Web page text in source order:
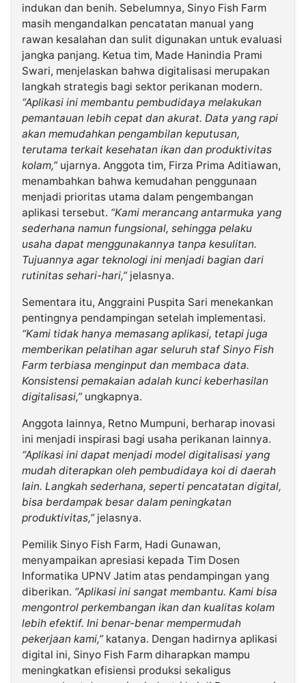
indukan dan benih. Sebelumnya, Sinyo Fish Farm
masih mengandalkan pencatatan manual yang
rawan kesalahan dan sulit digunakan untuk evaluasi
jangka panjang. Ketua tim, Made Hanindia Prami
Swari, menjelaskan bahwa digitalisasi merupakan
langkah strategis bagi sektor perikanan modern.
“Aplikasi ini membantu pembudidaya melakukan
pemantauan lebih cepat dan akurat. Data yang rapi
akan memudahkan pengambilan keputusan,
terutama terkait kesehatan ikan dan produktivitas
kolam,”ujarnya. Anggota tim, Firza Prima Aditiawan,
menambahkan bahwa kemudahan penggunaan
menjadi prioritas utama dalam pengembangan
aplikasi tersebut. “Kami merancang antarmuka yang
sederhana namun fungsional, sehingga pelaku
usaha dapat menggunakannya tanpa kesulitan.
Tujuannya agar teknologi ini menjadi bagian dari
rutinitas sehari-hari,”jelasnya.
Sementara itu, Anggraini Puspita Sari menekankan
pentingnya pendampingan setelah implementasi.
“Kami tidak hanya memasang aplikasi, tetapi juga
memberikan pelatihan agar seluruh staf Sinyo Fish
Farm terbiasa menginput dan membaca data.
Konsistensi pemakaian adalah kunci keberhasilan
digitalisasi,”ungkapnya.
Anggota lainnya, Retno Mumpuni, berharap inovasi
ini menjadi inspirasi bagi usaha perikanan lainnya.
“Aplikasi ini dapat menjadi model digitalisasi yang
mudah diterapkan oleh pembudidaya koi di daerah
lain. Langkah sederhana, seperti pencatatan digital,
bisa berdampak besar dalam peningkatan
produktivitas,”jelasnya.
Pemilik Sinyo Fish Farm, Hadi Gunawan,
menyampaikan apresiasi kepada Tim Dosen
Informatika UPNV Jatim atas pendampingan yang
diberikan. “Aplikasi ini sangat membantu. Kami bisa
mengontrol perkembangan ikan dan kualitas kolam
lebih efektif. Ini benar-benar mempermudah
pekerjaan kami,”katanya. Dengan hadirnya aplikasi
digital ini, Sinyo Fish Farm diharapkan mampu
meningkatkan efisiensi produksi sekaligus